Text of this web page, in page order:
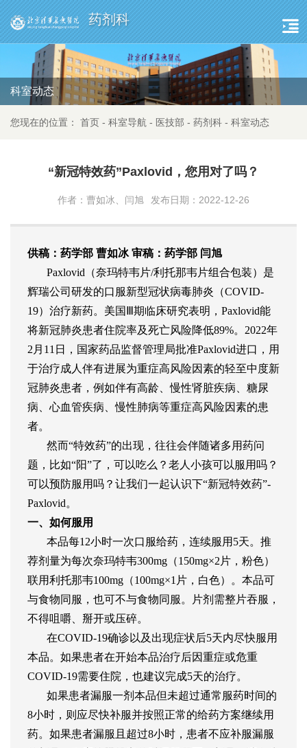
药剂科
科室动态
您现在的位置： 首页 - 科室导航 - 医技部 - 药剂科 - 科室动态
“新冠特效药”Paxlovid，您用对了吗？
作者：曹如冰、闫旭 发布日期：2022-12-26
供稿：药学部 曹如冰 审稿：药学部 闫旭
Paxlovid（奈玛特韦片/利托那韦片组合包装）是
辉瑞公司研发的口服新型冠状病毒肺炎（COVID-
19）治疗新药。美国Ⅲ期临床研究表明，Paxlovid能
将新冠肺炎患者住院率及死亡风险降低89%。2022年
2月11日，国家药品监督管理局批准Paxlovid进口，用
于治疗成人伴有进展为重症高风险因素的轻至中度新
冠肺炎患者，例如伴有高龄、慢性肾脏疾病、糖尿
病、心血管疾病、慢性肺病等重症高风险因素的患
者。
然而“特效药”的出现，往往会伴随诸多用药问
题，比如“阳”了，可以吃么？老人小孩可以服用吗？
可以预防服用吗？让我们一起认识下“新冠特效药”-
Paxlovid。
一、如何服用
本品每12小时一次口服给药，连续服用5天。推
荐剂量为每次奈玛特韦300mg（150mg×2片，粉色）
联用利托那韦100mg（100mg×1片，白色）。本品可
与食物同服，也可不与食物同服。片剂需整片吞服，
不得咀嚼、掰开或压碎。
在COVID-19确诊以及出现症状后5天内尽快服用
本品。如果患者在开始本品治疗后因重症或危重
COVID-19需要住院，也建议完成5天的治疗。
如果患者漏服一剂本品但未超过通常服药时间的
8小时，则应尽快补服并按照正常的给药方案继续用
药。如果患者漏服且超过8小时，患者不应补服漏服